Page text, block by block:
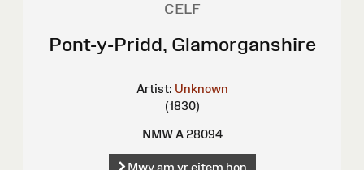
CELF
Pont-y-Pridd, Glamorganshire
Artist: Unknown
(1830)
NMW A 28094
Mwy am yr eitem hon